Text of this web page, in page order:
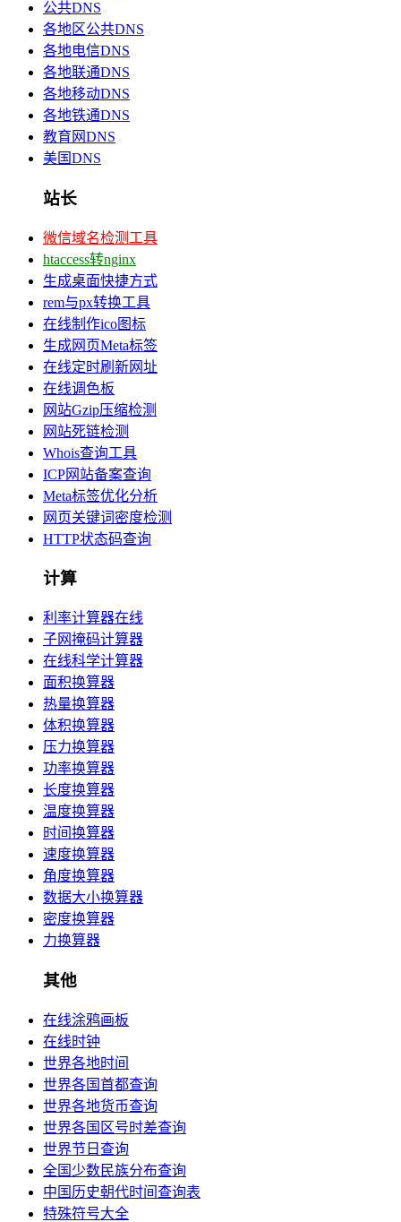
公共DNS
各地区公共DNS
各地电信DNS
各地联通DNS
各地移动DNS
各地铁通DNS
教育网DNS
美国DNS
站长
微信域名检测工具
htaccess转nginx
生成桌面快捷方式
rem与px转换工具
在线制作ico图标
生成网页Meta标签
在线定时刷新网址
在线调色板
网站Gzip压缩检测
网站死链检测
Whois查询工具
ICP网站备案查询
Meta标签优化分析
网页关键词密度检测
HTTP状态码查询
计算
利率计算器在线
子网掩码计算器
在线科学计算器
面积换算器
热量换算器
体积换算器
压力换算器
功率换算器
长度换算器
温度换算器
时间换算器
速度换算器
角度换算器
数据大小换算器
密度换算器
力换算器
其他
在线涂鸦画板
在线时钟
世界各地时间
世界各国首都查询
世界各地货币查询
世界各国区号时差查询
世界节日查询
全国少数民族分布查询
中国历史朝代时间查询表
特殊符号大全